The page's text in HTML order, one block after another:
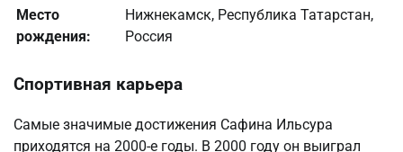
Место
рождения:
Нижнекамск, Республика Татарстан,
Россия
Спортивная карьера
Самые значимые достижения Сафина Ильсура
приходятся на 2000-е годы. В 2000 году он выиграл